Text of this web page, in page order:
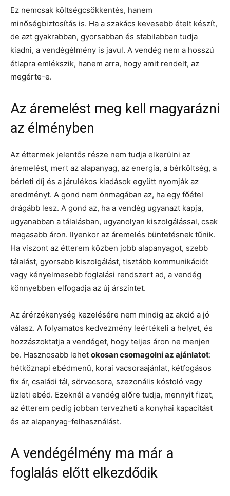
Ez nemcsak költségcsökkentés, hanem
minőségbiztosítás is. Ha a szakács kevesebb ételt készít,
de azt gyakrabban, gyorsabban és stabilabban tudja
kiadni, a vendégélmény is javul. A vendég nem a hosszú
étlapra emlékszik, hanem arra, hogy amit rendelt, az
megérte-e.
Az áremelést meg kell magyarázni
az élményben
Az éttermek jelentős része nem tudja elkerülni az
áremelést, mert az alapanyag, az energia, a bérköltség, a
bérleti díj és a járulékos kiadások együtt nyomják az
eredményt. A gond nem önmagában az, ha egy főétel
drágább lesz. A gond az, ha a vendég ugyanazt kapja,
ugyanabban a tálalásban, ugyanolyan kiszolgálással, csak
magasabb áron. Ilyenkor az áremelés büntetésnek tűnik.
Ha viszont az étterem közben jobb alapanyagot, szebb
tálalást, gyorsabb kiszolgálást, tisztább kommunikációt
vagy kényelmesebb foglalási rendszert ad, a vendég
könnyebben elfogadja az új árszintet.
Az árérzékenység kezelésére nem mindig az akció a jó
válasz. A folyamatos kedvezmény leértékeli a helyet, és
hozzászoktatja a vendéget, hogy teljes áron ne menjen
be. Hasznosabb lehet okosan csomagolni az ajánlatot:
hétköznapi ebédmenü, korai vacsoraajánlat, kétfogásos
fix ár, családi tál, sörvacsora, szezonális kóstoló vagy
üzleti ebéd. Ezeknél a vendég előre tudja, mennyit fizet,
az étterem pedig jobban tervezheti a konyhai kapacitást
és az alapanyag-felhasználást.
A vendégélmény ma már a
foglalás előtt elkezdődik